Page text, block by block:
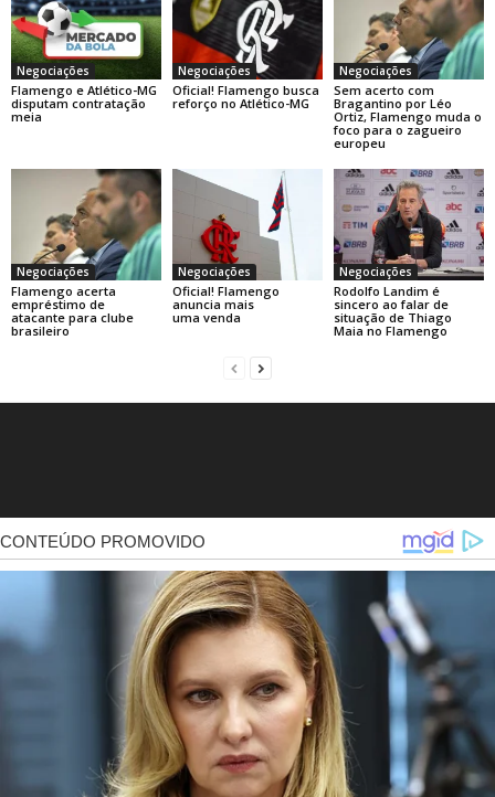
Negociações
Flamengo e Atlético-MG
disputam contratação
meia
Negociações
Oficial! Flamengo busca
reforço no Atlético-MG
Negociações
Sem acerto com
Bragantino por Léo
Ortiz, Flamengo muda o
foco para o zagueiro
europeu
Negociações
Flamengo acerta
empréstimo de
atacante para clube
brasileiro
Negociações
Oficial! Flamengo
anuncia mais
uma venda
Negociações
Rodolfo Landim é
sincero ao falar de
situação de Thiago
Maia no Flamengo